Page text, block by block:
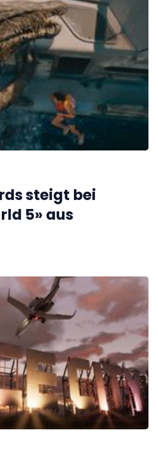
steigt bei
5» aus